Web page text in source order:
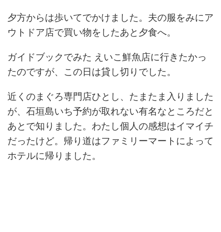
夕方からは歩いてでかけました。夫の服をみにア
ウトドア店で買い物をしたあと夕食へ。
ガイドブックでみた えいこ鮮魚店に行きたかっ
たのですが、この日は貸し切りでした。
近くのまぐろ専門店ひとし、たまたま入りました
が、石垣島いち予約が取れない有名なところだと
あとで知りました。わたし個人の感想はイマイチ
だったけど。帰り道はファミリーマートによって
ホテルに帰りました。